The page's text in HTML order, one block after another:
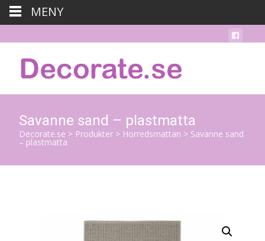
Savanne sand – plastmatta
Decorate.se > Produkter > Horredsmattan > Savanne sand
– plastmatta
MENY